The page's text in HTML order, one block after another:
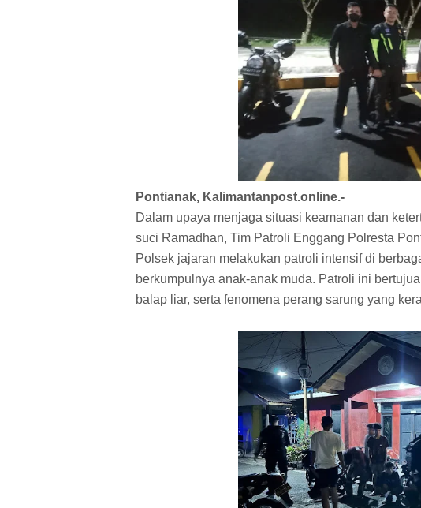
Pontianak, Kalimantanpost.online.-
Dalam upaya menjaga situasi keamanan dan
suci Ramadhan, Tim Patroli Enggang Polresta
Polsek jajaran melakukan patroli intensif di
berkumpulnya anak-anak muda. Patroli ini
balap liar, serta fenomena perang sarung yang